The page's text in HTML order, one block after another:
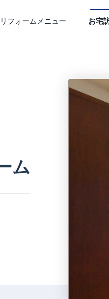
リフォームメニュー
お庭
快適
趣味
お宅
ム